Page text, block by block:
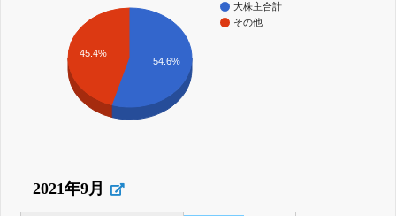
大株主合計
その他
45.4%
54.6%
2021年9月